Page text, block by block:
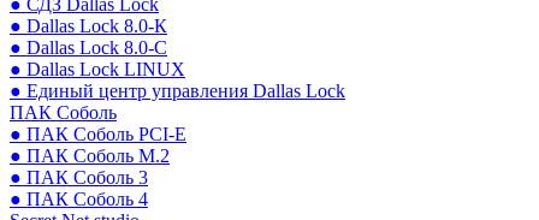
● Dallas Lock 8.0-К
● Dallas Lock 8.0-С
● Dallas Lock LINUX
● Единый центр управления Dallas Lock
ПАК Соболь
● ПАК Соболь PCI-E
● ПАК Соболь М.2
● ПАК Соболь 3
● ПАК Соболь 4